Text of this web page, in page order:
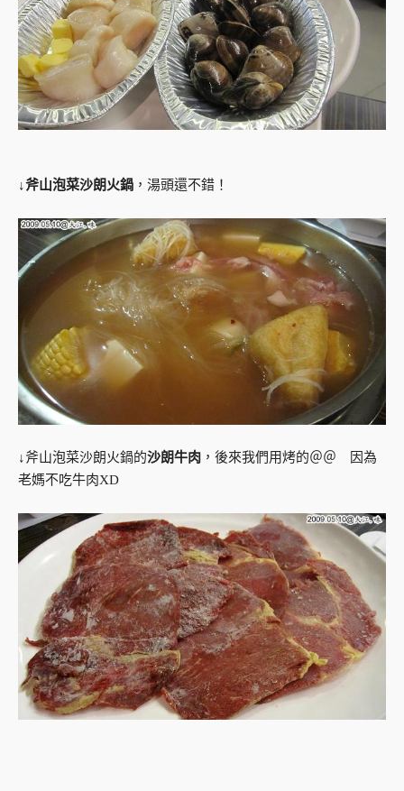
↓斧山泡菜沙朗火鍋 ，湯頭還不錯！
↓斧山泡菜沙朗火鍋的沙朗牛肉 ，後來我們用烤的＠＠ 因為
老媽不吃牛肉XD